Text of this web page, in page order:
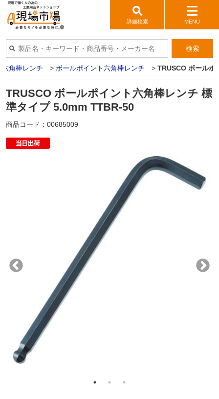
詳細検索 MENU
検索
角棒レンチ > ボールポイント六角棒レンチ > TRUSCO ボールポ
TRUSCO ボールポイント六角棒レンチ 標
準タイプ 5.0mm TTBR-50
商品コード： 00685009